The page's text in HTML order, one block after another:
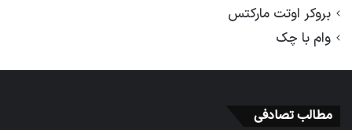
بروکر اوتت مارکتس
وام با چک
مطالب تصادفی